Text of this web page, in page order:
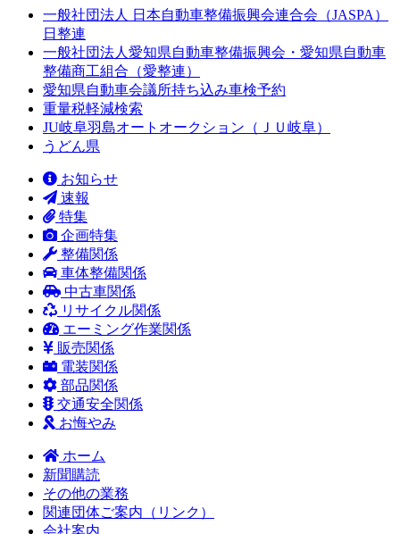
一般社団法人 日本自動車整備振興会連合会（JASPA）
日整連
一般社団法人愛知県自動車整備振興会・愛知県自動車
整備商工組合（愛整連）
愛知県自動車会議所持ち込み車検予約
重量税軽減検索
JU岐阜羽島オートオークション（ＪＵ岐阜）
うどん県
お知らせ
速報
特集
企画特集
整備関係
車体整備関係
中古車関係
リサイクル関係
エーミング作業関係
販売関係
電装関係
部品関係
交通安全関係
お悔やみ
ホーム
新聞購読
その他の業務
関連団体ご案内（リンク）